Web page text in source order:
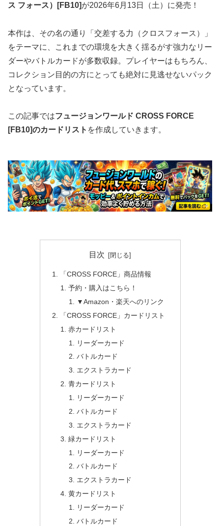
ス フォース）[FB10]が2026年6月13日（土）に発売！
本作は、その名の通り「交差する力（クロスフォース）」
をテーマに、これまでの環境を大きく揺るがす強力なリー
ダーやバトルカードが多数収録。プレイヤーはもちろん、
コレクション目的の方にとっても絶対に見逃せないパック
となっています。
この記事ではフュージョンワールド CROSS FORCE
[FB10]のカードリスト を作成していきます。
目次
「CROSS FORCE」商品情報
予約・購入はこちら！
▼Amazon・楽天へのリンク
「CROSS FORCE」カードリスト
赤カードリスト
リーダーカード
バトルカード
エクストラカード
青カードリスト
リーダーカード
バトルカード
エクストラカード
緑カードリスト
リーダーカード
バトルカード
エクストラカード
黄カードリスト
リーダーカード
バトルカード